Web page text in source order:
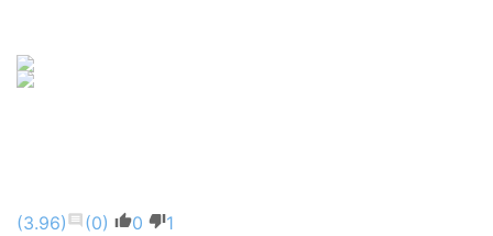
(3.96) (0) 0
1